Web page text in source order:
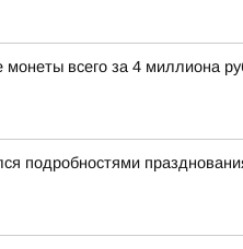
всего за 4 миллиона
подробностями